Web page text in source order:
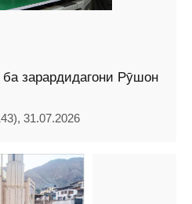
зарардидагони Рӯшон
31.07.2026